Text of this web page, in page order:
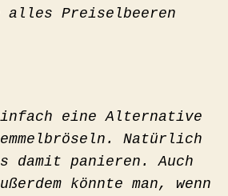
alles Preiselbeeren
eine Alternative
Natürlich
damit panieren. Auch
könnte man, wenn